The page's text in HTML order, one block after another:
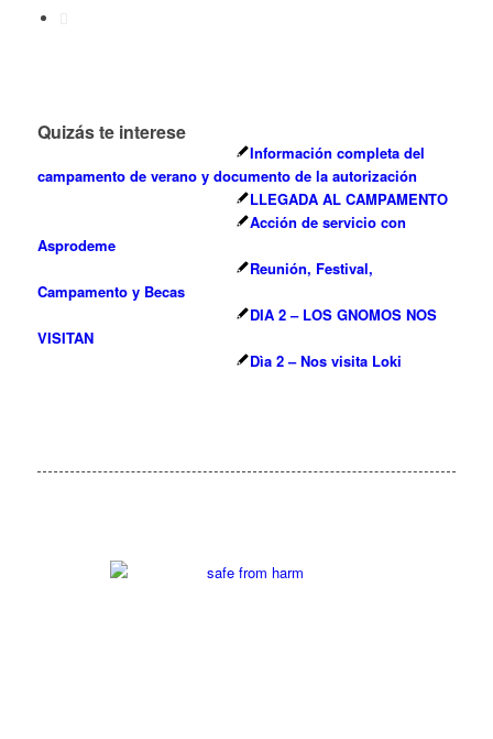
Quizás te interese
Información completa del
campamento de verano y documento de la autorización
LLEGADA AL CAMPAMENTO
Acción de servicio con
Asprodeme
Reunión, Festival,
Campamento y Becas
DIA 2 – LOS GNOMOS NOS
VISITAN
Dìa 2 – Nos visita Loki